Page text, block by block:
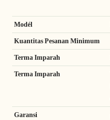
Modél
Kuantitas Pesanan Minimum
Terma Imparah
Terma Imparah
Garansi